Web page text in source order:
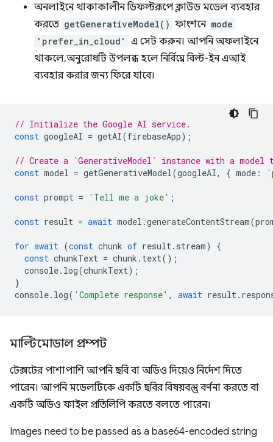
অনলাইনে থাকাকালীন ডিফল্টরূপে ক্লাউড মডেল ব্যবহার
করতে getGenerativeModel() ফাংশনে mode
'prefer_in_cloud'
এ সেট করুন। আপনি অফলাইনে
থাকলে, অনুরোধটি উপলব্ধ হলে নির্বিঘ্নে বিল্ট-ইন এআই
ব্যবহার করার জন্য ফিরে যাবে।
// Initialize the Google AI service.
const googleAI = getAI(firebaseApp);
// Create a `GenerativeModel` instance with a model
const model = getGenerativeModel(googleAI, { mode :
const prompt = 'Tell me a joke' ;
const result = await model .generateContentStream(
for await (const chunk of result. stream)
{
const chunkText = chunk . text();
console. log(chunkText);
}
console. log( 'Complete response' , await result.
মাল্টিমোডাল প্রম্পট
টেক্সটের পাশাপাশি আপনি ছবি বা অডিও দিয়েও নির্দেশ দিতে
পারেন। আপনি মডেলটিকে একটি ছবির বিষয়বস্তু বর্ণনা করতে বা
একটি অডিও ফাইল প্রতিলিপি করতে বলতে পারেন।
Images need to be passed as a base64-encoded string